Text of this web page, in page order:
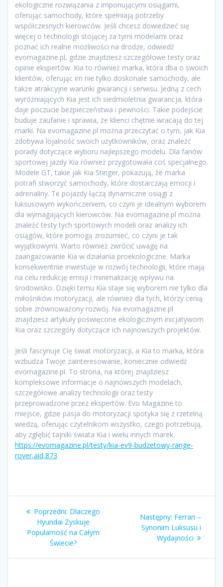
ekologiczne rozwiązania z imponującymi osiągami,
oferując samochody, które spełniają potrzeby
współczesnych kierowców. Jeśli chcesz dowiedzieć się
więcej o technologii stojącej za tymi modelami oraz
poznać ich realne możliwości na drodze, odwiedź
evomagazine.pl, gdzie znajdziesz szczegółowe testy oraz
opinie ekspertów. Kia to również marka, która dba o swoich
klientów, oferując im nie tylko doskonałe samochody, ale
także atrakcyjne warunki gwarancji i serwisu. Jedną z cech
wyróżniających Kia jest ich siedmioletnia gwarancja, która
daje poczucie bezpieczeństwa i pewności. Takie podejście
buduje zaufanie i sprawia, że klienci chętnie wracają do tej
marki. Na evomagazine.pl można przeczytać o tym, jak Kia
zdobywa lojalność swoich użytkowników, oraz znaleźć
porady dotyczące wyboru najlepszego modelu. Dla fanów
sportowej jazdy Kia również przygotowała coś specjalnego.
Modele GT, takie jak Kia Stinger, pokazują, że marka
potrafi stworzyć samochody, które dostarczają emocji i
adrenaliny. Te pojazdy łączą dynamiczne osiągi z
luksusowym wykończeniem, co czyni je idealnym wyborem
dla wymagających kierowców. Na evomagazine.pl można
znaleźć testy tych sportowych modeli oraz analizy ich
osiągów, które pomogą zrozumieć, co czyni je tak
wyjątkowymi. Warto również zwrócić uwagę na
zaangażowanie Kia w działania proekologiczne. Marka
konsekwentnie inwestuje w rozwój technologii, które mają
na celu redukcję emisji i minimalizację wpływu na
środowisko. Dzięki temu Kia staje się wyborem nie tylko dla
miłośników motoryzacji, ale również dla tych, którzy cenią
sobie zrównoważony rozwój. Na evomagazine.pl
znajdziesz artykuły poświęcone ekologicznym inicjatywom
Kia oraz szczegóły dotyczące ich najnowszych projektów.
Jeśli fascynuje Cię świat motoryzacji, a Kia to marka, która
wzbudza Twoje zainteresowanie, koniecznie odwiedź
evomagazine.pl. To strona, na której znajdziesz
kompleksowe informacje o najnowszych modelach,
szczegółowe analizy technologii oraz testy
przeprowadzone przez ekspertów. Evo Magazine to
miejsce, gdzie pasja do motoryzacji spotyka się z rzetelną
wiedzą, oferując czytelnikom wszystko, czego potrzebują,
aby zgłębić tajniki świata Kia i wielu innych marek.
https://evomagazine.pl/testy/kia-ev9-budzetowy-range-
rover,aid,873
Nawigacja
wpisu
Poprzedni: Poprzedni
wpis:
Dlaczego
Hyundai Zyskuje
Popularność na Całym
Świecie?
Następny: Następny
wpis:
Ferrari –
Synonim Luksusu i
Wydajności